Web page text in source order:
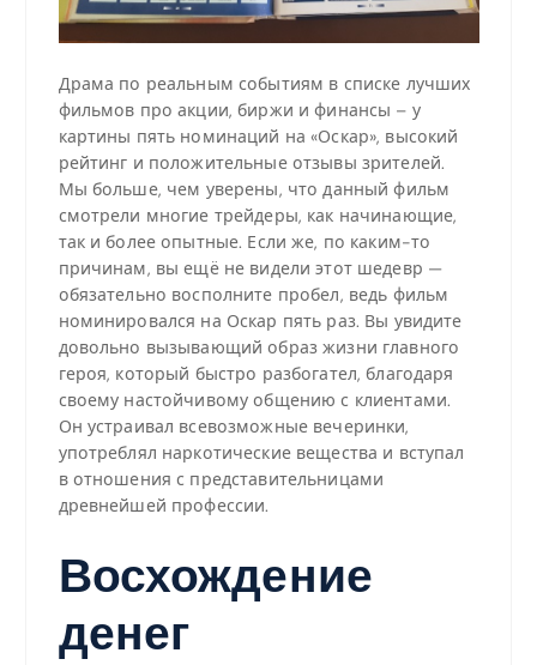
Драма по реальным событиям в списке лучших
фильмов про акции, биржи и финансы – у
картины пять номинаций на «Оскар», высокий
рейтинг и положительные отзывы зрителей.
Мы больше, чем уверены, что данный фильм
смотрели многие трейдеры, как начинающие,
так и более опытные. Если же, по каким-то
причинам, вы ещё не видели этот шедевр —
обязательно восполните пробел, ведь фильм
номинировался на Оскар пять раз. Вы увидите
довольно вызывающий образ жизни главного
героя, который быстро разбогател, благодаря
своему настойчивому общению с клиентами.
Он устраивал всевозможные вечеринки,
употреблял наркотические вещества и вступал
в отношения с представительницами
древнейшей профессии.
Восхождение
денег